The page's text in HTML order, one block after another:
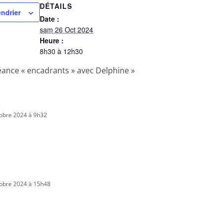
DÉTAILS
Date :
sam 26 Oct 2024
Heure :
8h30 à 12h30
« encadrants » avec Delphine»
2024 à 9h32
2024 à 15h48